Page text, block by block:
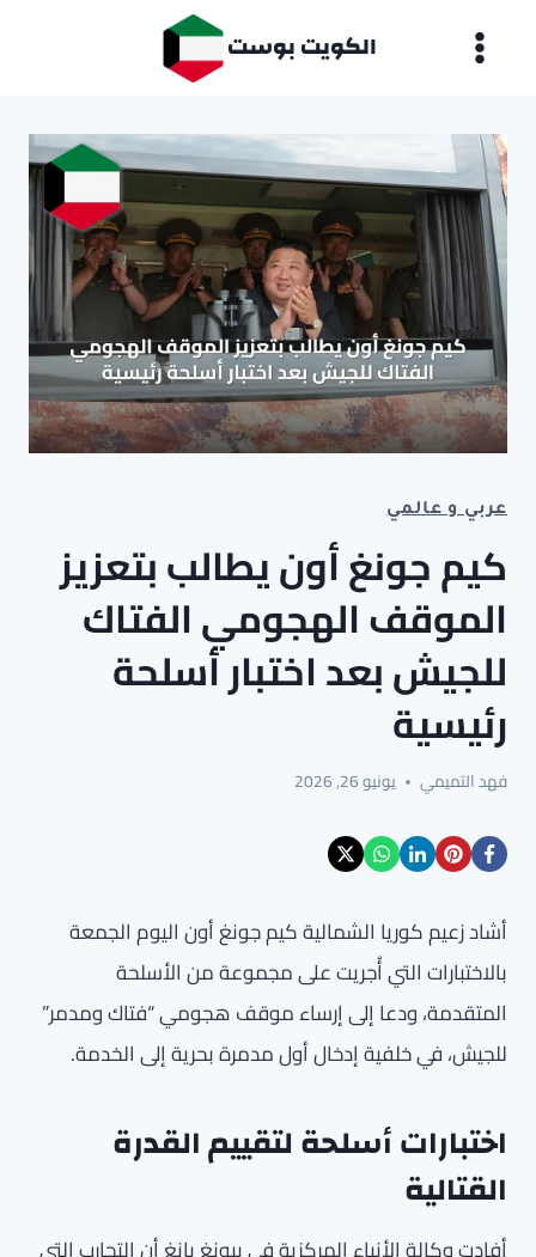
الكويت بوست
عربي و عالمي
كيم جونغ أون يطالب بتعزيز
الموقف الهجومي الفتاك
للجيش بعد اختبار أسلحة
رئيسية
فهد التميمي يونيو 26, 2026
أشاد زعيم كوريا الشمالية كيم جونغ أون اليوم الجمعة
بالاختبارات التي أُجريت على مجموعة من الأسلحة
المتقدمة، ودعا إلى إرساء موقف هجومي “فتاك ومدمر”
للجيش، في خلفية إدخال أول مدمرة بحرية إلى الخدمة.
اختبارات أسلحة لتقييم القدرة
القتالية